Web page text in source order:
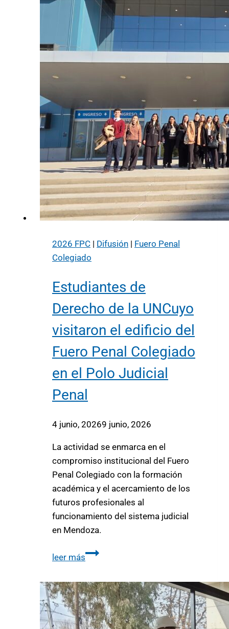
2026 FPC | Difusión | Fuero Penal
Colegiado
Estudiantes de
Derecho de la UNCuyo
visitaron el edificio del
Fuero Penal Colegiado
en el Polo Judicial
Penal
4 junio, 20269 junio, 2026
La actividad se enmarca en el
compromiso institucional del Fuero
Penal Colegiado con la formación
académica y el acercamiento de los
futuros profesionales al
funcionamiento del sistema judicial
en Mendoza.
leer más